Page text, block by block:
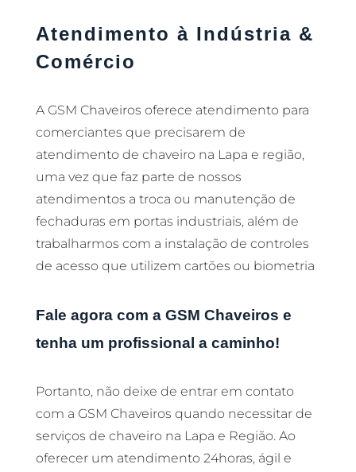
Atendimento à Indústria &
Comércio
A GSM Chaveiros oferece atendimento para
comerciantes que precisarem de
atendimento de chaveiro na Lapa e região,
uma vez que faz parte de nossos
atendimentos a troca ou manutenção de
fechaduras em portas industriais, além de
trabalharmos com a instalação de controles
de acesso que utilizem cartões ou biometria
Fale agora com a GSM Chaveiros e
tenha um profissional a caminho!
Portanto, não deixe de entrar em contato
com a GSM Chaveiros quando necessitar de
serviços de chaveiro na Lapa e Região. Ao
oferecer um atendimento 24horas, ágil e